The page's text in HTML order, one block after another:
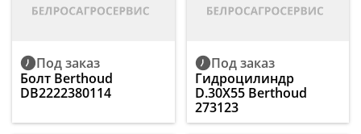
Под заказ
Болт Berthoud
DB2222380114
Под заказ
Гидроцилиндр
D.30X55 Berthoud
273123